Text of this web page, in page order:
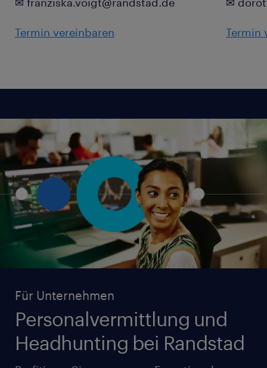
Termin vereinbaren Termin
Für Unternehmen
Personalvermittlung und
Headhunting bei Randstad